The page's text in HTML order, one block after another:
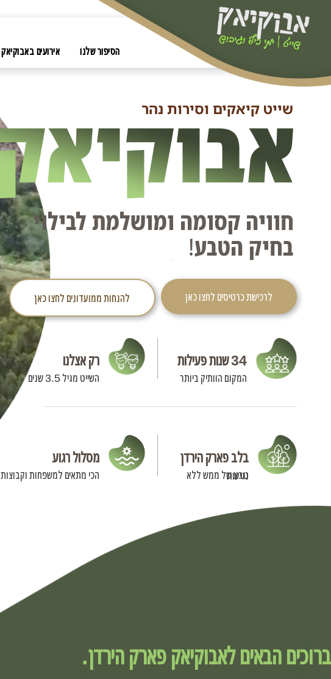
אבוקיאק שייט ימי
כיף וגיבוש הסיפור שלנו אירועים באבוקיאק
שייט קיאקים וסירות נהר
לרכישת כרטיסים לחצו כאן להנחות ממועדונים לחצו כאן
34 שנות פעילות
המקום הוותיק ביותר
רק אצלנו
השייט מגיל 3.5 שנים
בלב פארק הירדן
טבע של ממש ללא נגיעות
מסלול רגוע
הכי מתאים למשפחות וקבוצות
ברוכים הבאים לאבוקיאק פארק הירדן.